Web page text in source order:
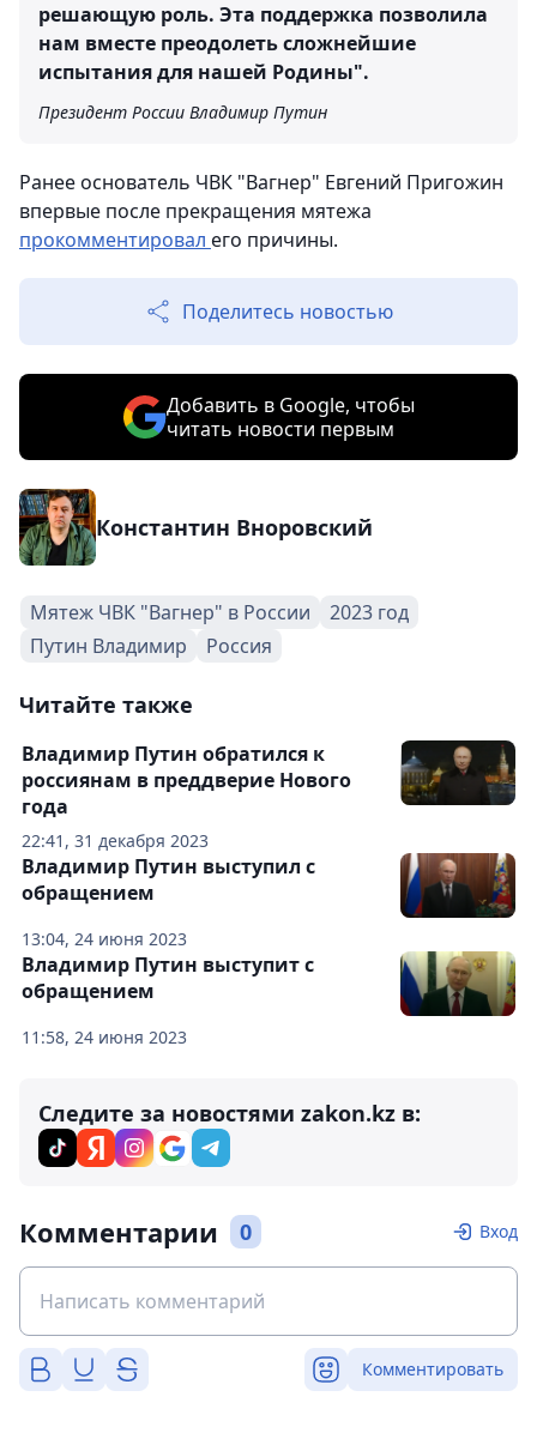
решающую роль. Эта поддержка позволила
нам вместе преодолеть сложнейшие
испытания для нашей Родины".
Президент России Владимир Путин
Ранее основатель ЧВК "Вагнер" Евгений Пригожин
впервые после прекращения мятежа
прокомментировал его причины.
Поделитесь новостью
Добавить в Google, чтобы
читать новости первым
Константин Вноровский
Мятеж ЧВК "Вагнер" в России
2023 год
Путин Владимир
Россия
Читайте также
22:41, 31 декабря 2023
Владимир Путин обратился к
россиянам в преддверие Нового
года
13:04, 24 июня 2023
Владимир Путин выступил с
обращением
11:58, 24 июня 2023
Владимир Путин выступит с
обращением
Следите за новостями zakon.kz в:
Комментарии 0 Вход
Комментировать